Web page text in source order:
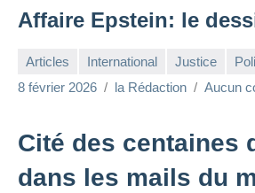
Affaire Epstein: le
Articles International Justice
8 février 2026
la Rédaction Aucun
Cité des centaines
dans les mails du